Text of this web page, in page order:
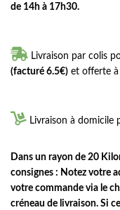
de 14h à 17h30.
 Livraison par colis
(facturé 6.5€) et offerte
 Livraison à domicile
Dans un rayon de 20
consignes : Notez votre
votre commande via le
créneau de livraison. Si